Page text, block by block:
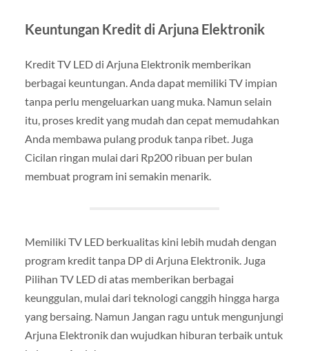
Keuntungan Kredit di Arjuna Elektronik
Kredit TV LED di Arjuna Elektronik memberikan
berbagai keuntungan. Anda dapat memiliki TV impian
tanpa perlu mengeluarkan uang muka. Namun selain
itu, proses kredit yang mudah dan cepat memudahkan
Anda membawa pulang produk tanpa ribet. Juga
Cicilan ringan mulai dari Rp200 ribuan per bulan
membuat program ini semakin menarik.
Memiliki TV LED berkualitas kini lebih mudah dengan
program kredit tanpa DP di Arjuna Elektronik. Juga
Pilihan TV LED di atas memberikan berbagai
keunggulan, mulai dari teknologi canggih hingga harga
yang bersaing. Namun Jangan ragu untuk mengunjungi
Arjuna Elektronik dan wujudkan hiburan terbaik untuk